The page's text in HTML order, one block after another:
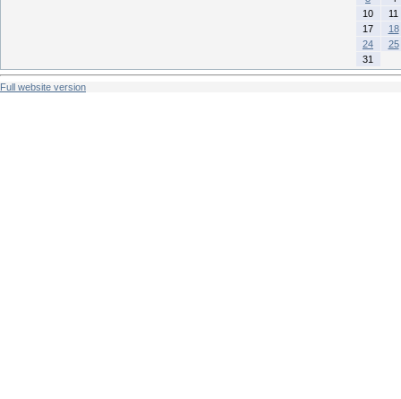
10
11
17
18
24
25
31
Full website version